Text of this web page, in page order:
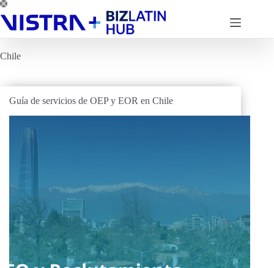
Saltar
al
contenido
Chile
Guía de servicios de OEP y EOR en Chile